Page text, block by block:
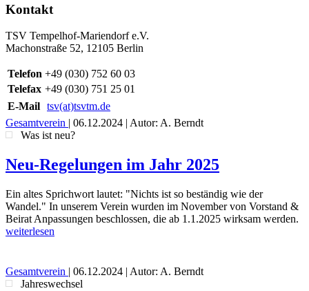
Kontakt
TSV Tempelhof-Mariendorf e.V.
Machonstraße 52, 12105 Berlin
Telefon +49 (030) 752 60 03
Telefax +49 (030) 751 25 01
E-Mail tsv(at)tsvtm.de
Gesamtverein
06.12.2024 | Autor: A. Berndt
Was ist neu?
Neu-Regelungen im Jahr 2025
Ein altes Sprichwort lautet: "Nichts ist so beständig wie der
Wandel." In unserem Verein wurden im November von Vorstand &
Beirat Anpassungen beschlossen, die ab 1.1.2025 wirksam werden.
weiterlesen
Gesamtverein | 06.12.2024 | Autor: A. Berndt
Jahreswechsel